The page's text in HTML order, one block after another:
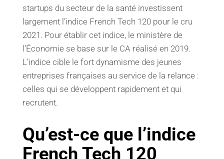
startups du secteur de la santé investissent
largement l’indice French Tech 120 pour le cru
2021. Pour établir cet indice, le ministère de
l’Économie se base sur le CA réalisé en 2019.
L’indice cible le fort dynamisme des jeunes
entreprises françaises au service de la relance :
celles qui se développent rapidement et qui
recrutent.
Qu’est-ce que l’indice
French Tech 120